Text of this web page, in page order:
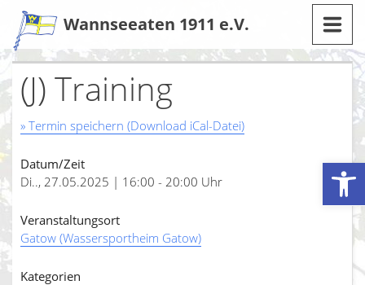
Werkzeugleiste öffnen
Zum
Inhalt
Wannseeaten 1911 e.V.
(J) Training
» Termin speichern (Download iCal-Datei)
Datum/Zeit
Di.., 27.05.2025 | 16:00 - 20:00 Uhr
Veranstaltungsort
Gatow (Wassersportheim Gatow)
Kategorien